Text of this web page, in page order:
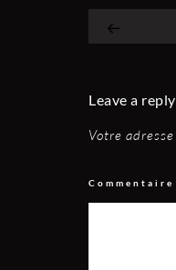
Leave a reply
Votre
Commentaire